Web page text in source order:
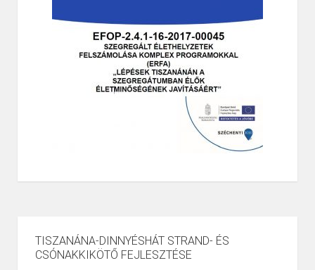
TISZANÁNA-DINNYÉSHÁT STRAND- ÉS
CSÓNAKKIKÖTŐ FEJLESZTÉSE